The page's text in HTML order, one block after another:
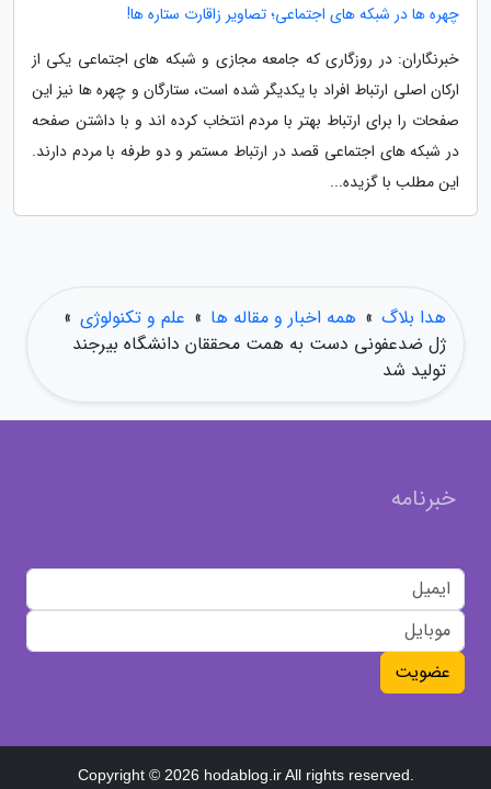
چهره ها در شبکه های اجتماعی؛ تصاویر زاقارت ستاره ها!
خبرنگاران: در روزگاری که جامعه مجازی و شبکه های اجتماعی یکی از
ارکان اصلی ارتباط افراد با یکدیگر شده است، ستارگان و چهره ها نیز این
صفحات را برای ارتباط بهتر با مردم انتخاب کرده اند و با داشتن صفحه
در شبکه های اجتماعی قصد در ارتباط مستمر و دو طرفه با مردم دارند.
این مطلب با گزیده...
هدا بلاگ » همه اخبار و مقاله ها » علم و تکنولوژی »
ژل ضدعفونی دست به همت محققان دانشگاه بیرجند
تولید شد
خبرنامه
عضویت
Copyright © 2026 hodablog.ir All rights reserved.